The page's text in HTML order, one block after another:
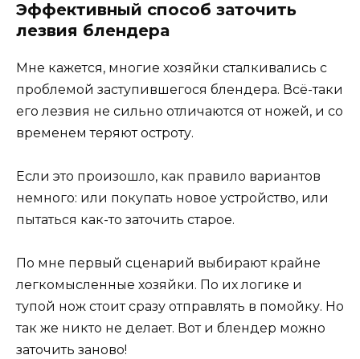
Эффективный способ заточить
лезвия блендера
Мне кажется, многие хозяйки сталкивались с
проблемой заступившегося блендера. Всё-таки
его лезвия не сильно отличаются от ножей, и со
временем теряют остроту.
Если это произошло, как правило вариантов
немного: или покупать новое устройство, или
пытаться как-то заточить старое.
По мне первый сценарий выбирают крайне
легкомысленные хозяйки. По их логике и
тупой нож стоит сразу отправлять в помойку. Но
так же никто не делает. Вот и блендер можно
заточить заново!